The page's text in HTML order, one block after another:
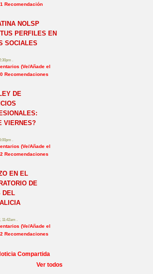
1 Recomendación
NOLSP
PERFILES EN
SOCIALES
.
(Ve/Añade el
0 Recomendaciones
DE
VIERNES?
.
(Ve/Añade el
2 Recomendaciones
EN EL
DE
DEL
11:42am .
(Ve/Añade el
2 Recomendaciones
Compartida
Ver todos